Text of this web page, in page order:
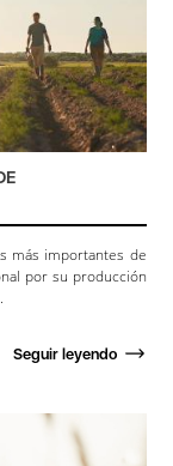
más importantes de
por su producción
Seguir leyendo